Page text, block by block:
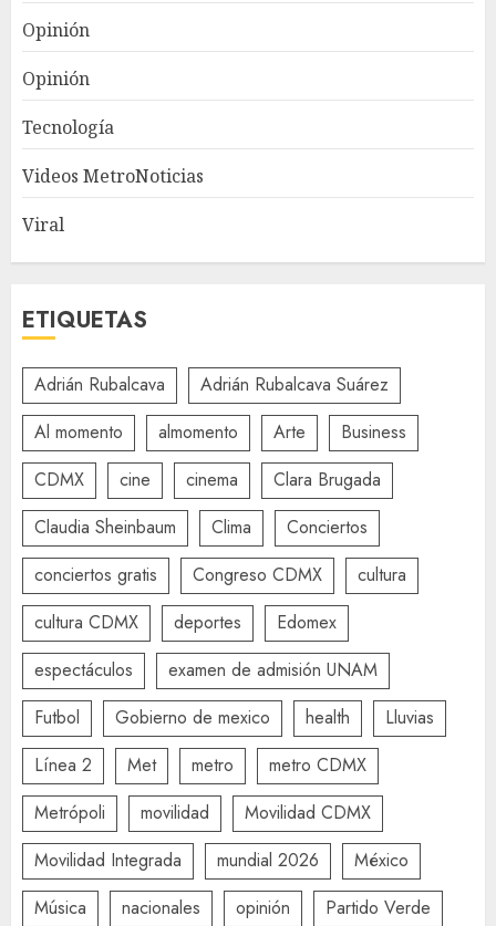
Opinión
Opinión
Tecnología
Videos MetroNoticias
Viral
ETIQUETAS
Adrián Rubalcava
Adrián Rubalcava Suárez
Al momento
almomento Arte
Business
CDMX
cine cinema
Clara Brugada
Claudia Sheinbaum
Clima
Conciertos
conciertos gratis
Congreso CDMX
cultura
cultura CDMX
deportes
Edomex
espectáculos
examen de admisión UNAM
Futbol
Gobierno de mexico health
Lluvias
Línea 2
Met metro
metro CDMX
Metrópoli
movilidad
Movilidad CDMX
Movilidad Integrada
mundial 2026
México
Música
nacionales opinión
Partido Verde